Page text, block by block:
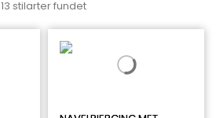
13 stilarter fundet